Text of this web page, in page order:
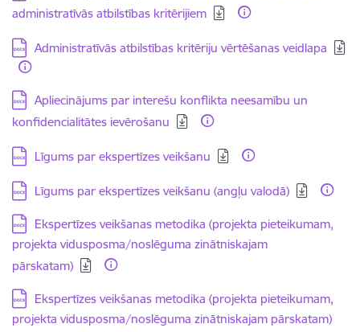
administratīvās atbilstības kritērijiem
Lejupielādēt:
Administratīvās atbilstības kritēriju vērtēšanas veidlapa
Lejupielādēt:
Apliecinājums par interešu konflikta neesamību un
konfidencialitātes ievērošanu
Lejupielādēt:
Līgums par ekspertīzes veikšanu
Lejupielādēt:
Līgums par ekspertīzes veikšanu (angļu valodā)
Lejupielādēt:
Ekspertīzes veikšanas metodika (projekta pieteikumam,
projekta vidusposma/noslēguma zinātniskajam
pārskatam)
Lejupielādēt:
Ekspertīzes veikšanas metodika (projekta pieteikumam,
projekta vidusposma/noslēguma zinātniskajam pārskatam)